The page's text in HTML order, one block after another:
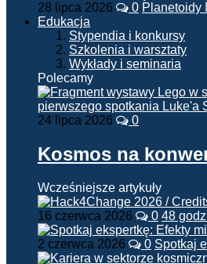
28 lipca 2026 0 Planetoidy
Edukacja
Stypendia i konkursy
Szkolenia i warsztaty
Wykłady i seminaria
Polecamy
24 lipca 2026 0
Kosmos na
Wcześniejsze artykuły
16 czerwca 2026 0 48
2 czerwca 2026 0 Spotkaj